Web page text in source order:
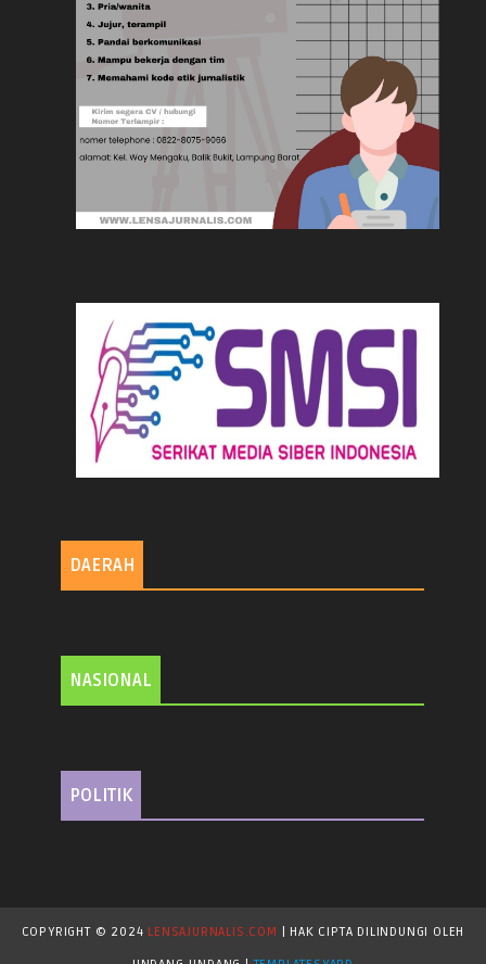
DAERAH
NASIONAL
POLITIK
COPYRIGHT © 2024 LENSAJURNALIS.COM | HAK CIPTA DILINDUNGI OLEH